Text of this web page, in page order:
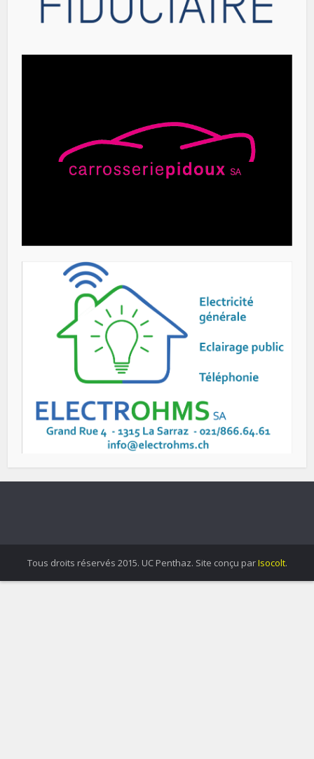
Tous droits réservés 2015. UC Penthaz. Site conçu parIsocolt.